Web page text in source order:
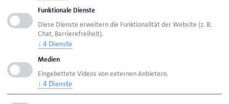
Weitere Informationen
Seite des Fortbildungszentrums Lübeck
Seite der Berufsbildungsstätte Elmshorn
Seite der Berufsbildungsstätte Kiel
Seite der Berufsbildungsstätte Travemünde
Funktionale Dienste
Diese Dienste erweitern die Funktionalität der Website (z. B.
Chat, Barrierefreiheit).
↓ 4 Dienste
Medien
Eingebettete Videos von externen Anbietern.
↓ 4 Dienste